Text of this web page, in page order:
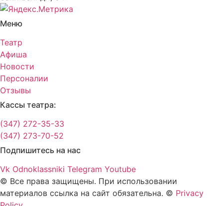
Меню
Театр
Афиша
Новости
Персоналии
Отзывы
Кассы театра:
(347) 272-35-33
(347) 273-70-52
Подпишитесь на нас
Vk Odnoklassniki Telegram Youtube
© Все права защищены. При использовании
материалов ссылка на сайт обязательна. © Privacy